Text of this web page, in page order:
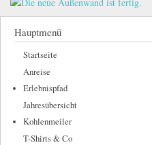
Hauptmenü
Startseite
Anreise
Erlebnispfad
Jahresübersicht
Kohlenmeiler
T-Shirts & Co